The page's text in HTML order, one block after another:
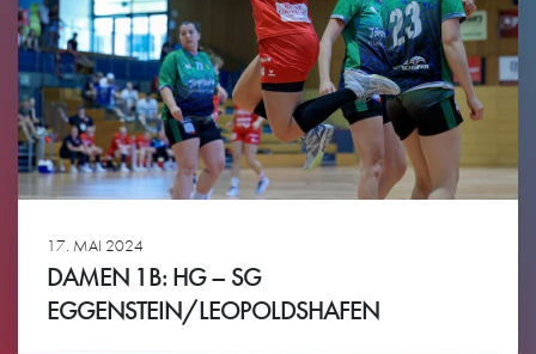
17. MAI 2024
DAMEN 1B: HG – SG
EGGENSTEIN/LEOPOLDSHAFEN